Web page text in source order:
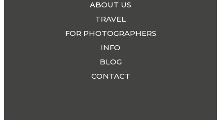
ABOUT US
TRAVEL
FOR PHOTOGRAPHERS
INFO
BLOG
CONTACT